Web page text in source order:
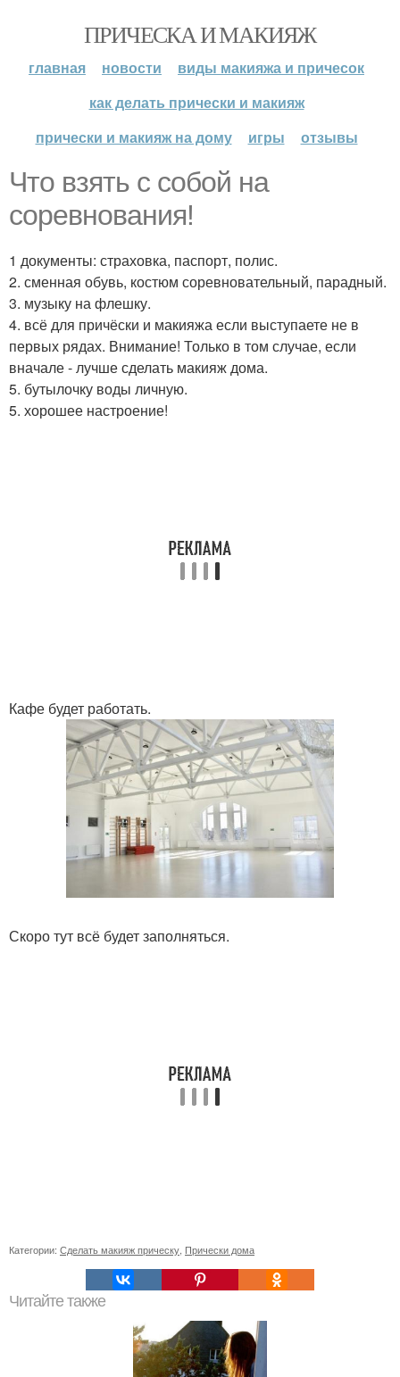
ПРИЧЕСКА И МАКИЯЖ
главная новости
виды макияжа и причесок
как делать прически и макияж
прически и макияж на дому
игры отзывы
Что взять с собой на
соревнования!
1 документы: страховка, паспорт, полис.
2. сменная обувь, костюм соревновательный, парадный.
3. музыку на флешку.
4. всё для причёски и макияжа если выступаете не в
первых рядах. Внимание! Только в том случае, если
вначале - лучше сделать макияж дома.
5. бутылочку воды личную.
5. хорошее настроение!
Кафе будет работать.
Скоро тут всё будет заполняться.
Категории: Сделать макияж прическу Прически дома
Читайте также